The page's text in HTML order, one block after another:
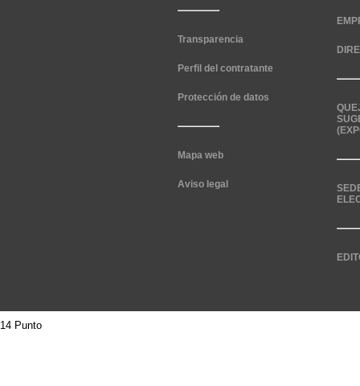
Transparencia
Perfil del contratante
Protección de datos
Mapa web
Aviso legal
14 Punto